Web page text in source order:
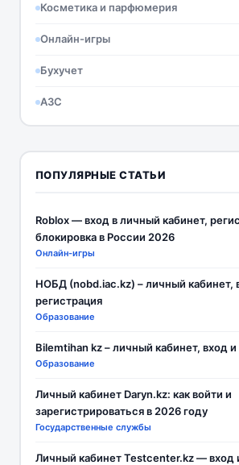
Косметика и парфюмерия
Онлайн-игры
Бухучет
АЗС
ПОПУЛЯРНЫЕ СТАТЬИ
Roblox — вход в личный кабинет,
блокировка в России 2026
Онлайн-игры
НОБД (nobd.iac.kz) – личный кабинет,
регистрация
Образование
Bilemtihan kz – личный кабинет, вход и
Образование
Личный кабинет Daryn.kz: как войти и
зарегистрироваться в 2026 году
Государственные службы
Личный кабинет Testcenter.kz — вход